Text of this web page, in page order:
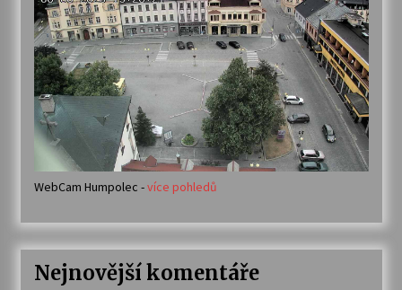
WebCam Humpolec -více pohledů
Nejnovější komentáře